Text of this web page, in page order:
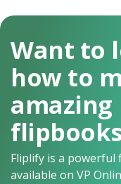
Want to
how to
amazing
Fliplify is a powerful
available on VP